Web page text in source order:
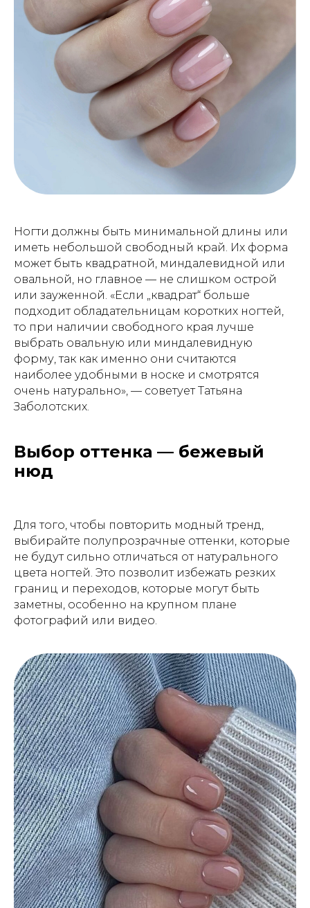
Ногти должны быть минимальной длины или
иметь небольшой свободный край. Их форма
может быть квадратной, миндалевидной или
овальной, но главное — не слишком острой
или зауженной. «Если „квадрат“ больше
подходит обладательницам коротких ногтей,
то при наличии свободного края лучше
выбрать овальную или миндалевидную
форму, так как именно они считаются
наиболее удобными в носке и смотрятся
очень натурально», — советует Татьяна
Заболотских.
Выбор оттенка — бежевый
нюд
Для того, чтобы повторить модный тренд,
выбирайте полупрозрачные оттенки, которые
не будут сильно отличаться от натурального
цвета ногтей. Это позволит избежать резких
границ и переходов, которые могут быть
заметны, особенно на крупном плане
фотографий или видео.